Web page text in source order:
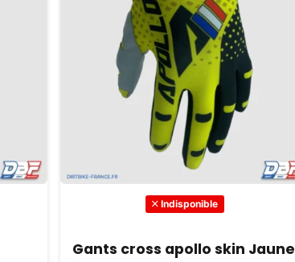
Indisponible
Gants cross apollo skin Jaune